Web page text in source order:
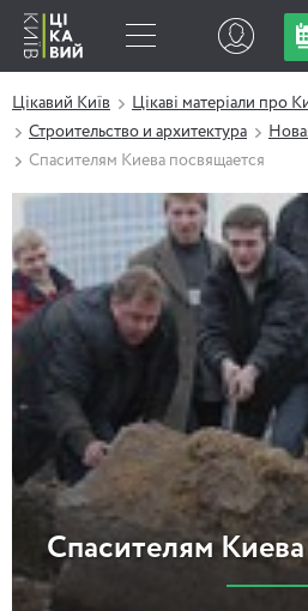
Цікавий Київ Цікаві матеріали про
Строительство и архитектура
Спасителям Киева посвящается
Спасителям